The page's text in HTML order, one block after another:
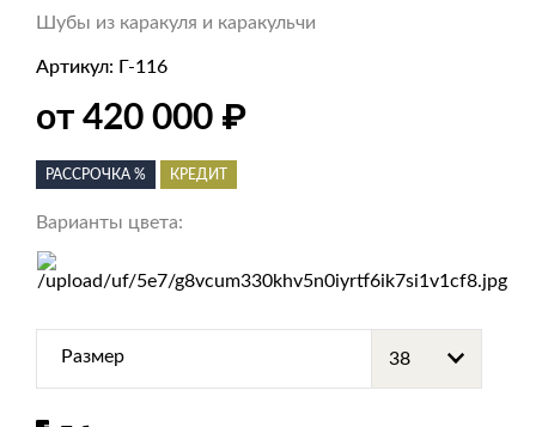
Шубы из каракуля и каракульчи
Артикул: Г-116
от 420 000 ₽
РАССРОЧКА % КРЕДИТ
Варианты цвета:
Размер